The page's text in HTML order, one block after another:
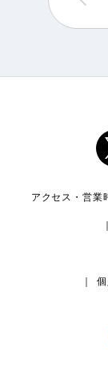
アクセス・営業